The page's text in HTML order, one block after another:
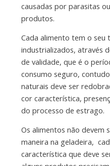
causadas por parasitas
produtos.
Cada alimento tem o seu
industrializados, através
de validade, que é o
consumo seguro,
naturais deve ser
cor característica,
do processo de estrago.
Os alimentos não devem
maneira na geladeira,
característica que deve